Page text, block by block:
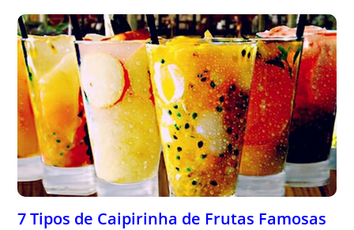
7 Tipos de Caipirinha de Frutas Famosas